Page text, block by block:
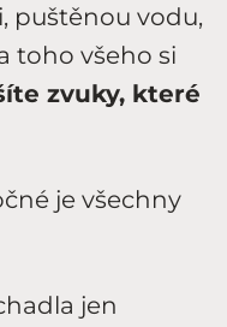
puštěnou vodu,
toho všeho si
zvuky, které
je všechny
jen